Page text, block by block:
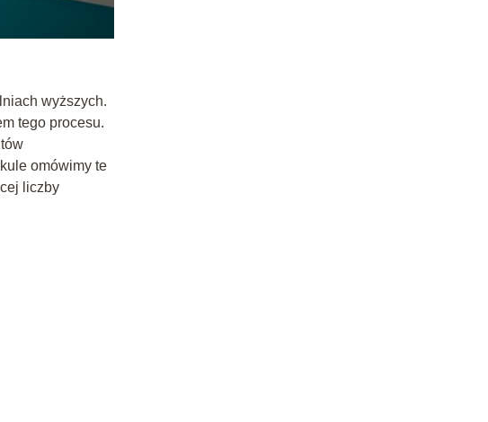
wyższych.
tego procesu.
omówimy te
liczby